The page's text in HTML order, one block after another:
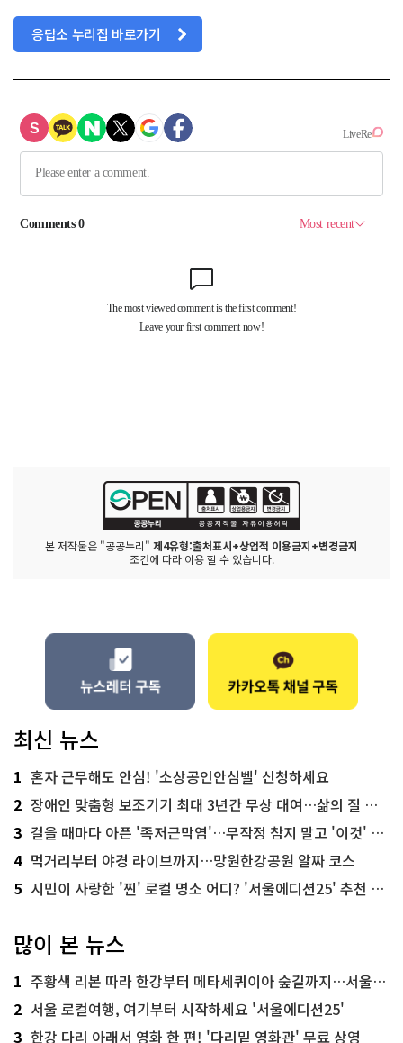
응답소 누리집 바로가기
본 저작물은 "공공누리" 제4유형:출처표시+상업적 이용금지+변경금지
조건에 따라 이용 할 수 있습니다.
최신 뉴스
1 혼자 근무해도 안심! '소상공인안심벨' 신청하세요
2 장애인 맞춤형 보조기기 최대 3년간 무상 대여…삶의 질 높인다
3 걸을 때마다 아픈 '족저근막염'…무작정 참지 말고 '이것' 해보세요!
4 먹거리부터 야경 라이브까지…망원한강공원 알짜 코스
5 시민이 사랑한 '찐' 로컬 명소 어디? '서울에디션25' 추천 코스
많이 본 뉴스
1 주황색 리본 따라 한강부터 메타세쿼이아 숲길까지…서울둘레길 15코스
2 서울 로컬여행, 여기부터 시작하세요 '서울에디션25'
3 한강 다리 아래서 영화 한 편! '다리밑 영화관' 무료 상영